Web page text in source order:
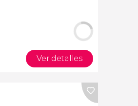
Ver detalles